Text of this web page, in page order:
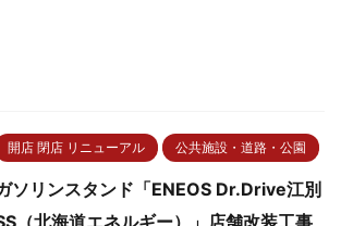
開店 閉店 リニューアル 公共施設・道路・公園
ソリンスタンド「ENEOS Dr.Drive江別
（北海道エネルギー）」店舗改装工事